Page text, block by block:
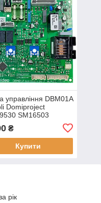
управління DBM01A
Domiproject
SM16503
₴
Купити
рік